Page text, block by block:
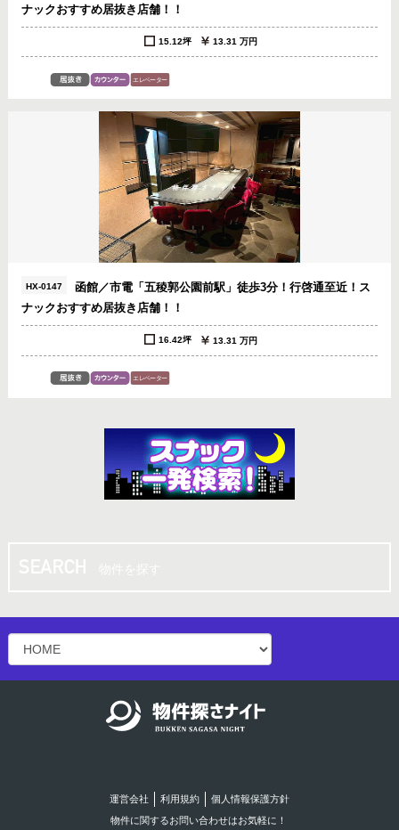
ナックおすすめ居抜き店舗！！
15.12坪 13.31 万円
HX-0147
函館／市電「五稜郭公園前駅」徒歩3分！行啓通至近！ス
ナックおすすめ居抜き店舗！！
16.42坪 13.31 万円
運営会社 利用規約
個人情報保護方針
物件に関するお問い合わせはお気軽に！